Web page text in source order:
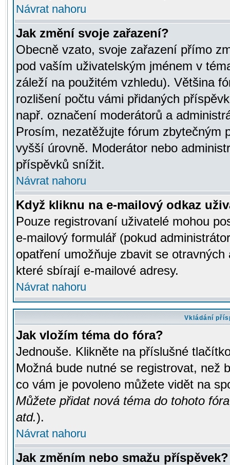
Návrat nahoru
Jak změní svoje zařazení?
Obecně vzato, svoje zařazení přímo
pod vaším uživatelským jménem v
záleží na použitém vzhledu). Většina
rozlišení počtu vámi přidaných
např. označení moderátorů a
Prosím, nezatěžujte fórum zbytečným
vyšší úrovně. Moderátor nebo
příspěvků snížit.
Návrat nahoru
Když kliknu na e-mailový odkaz
Pouze registrovaní uživatelé mohou
e-mailový formulář (pokud
opatření umožňuje zbavit se
které sbírají e-mailové adresy.
Návrat nahoru
Vkládání
Jak vložím téma do fóra?
Jednouše. Klikněte na příslušné
Možná bude nutné se registrovat, než
co vám je povoleno můžete vidět na
Můžete přidat nová téma do tohoto
atd.).
Návrat nahoru
Jak změním nebo smažu příspěvek?